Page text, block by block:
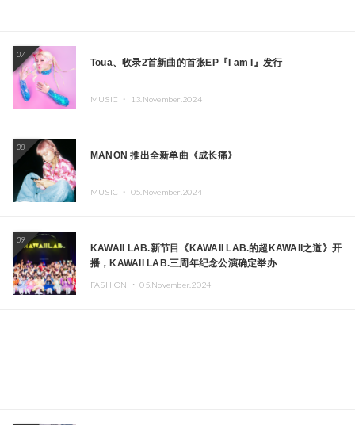
07
Toua、收录2首新曲的首张EP『I am I』发行
MUSIC ・ 13.November.2024
08
MANON 推出全新单曲《成长痛》
MUSIC ・ 05.November.2024
09
KAWAII LAB.新节目《KAWAII LAB.的超KAWAII之道》开
播，KAWAII LAB.三周年纪念公演确定举办
FASHION ・05.November.2024